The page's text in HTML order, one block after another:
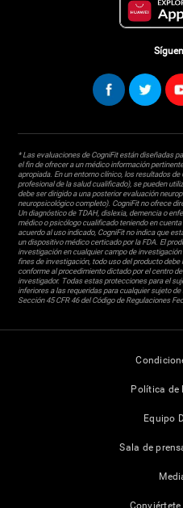
* Las evaluaciones de CogniFit están diseñadas
el fin de ofrecer a un médico información
apropiada. En un entorno clínico, los resultados
profesional de la salud cualificado), se pueden
debe ser dirigido a una posterior evaluación
neuropsicológico completo). CogniFit no ofrece
Un diagnóstico de TDAH, dislexia, demencia o
médico o psicólogo cualificado teniendo en
acuerdo al uso indicado, CogniFit no indica que
un dispositivo médico certicado por la FDA. El
investigación en cualquier campo de
fines de investigación, todo uso del producto
conforme al procedimiento dictado por el centro
investigador. Todas estas protecciones para el
inferiores a las requeridas para cualquier sujeto
Sección 45 CFR 46 del Código de Regulaciones
Política de
Equipo
Sala de